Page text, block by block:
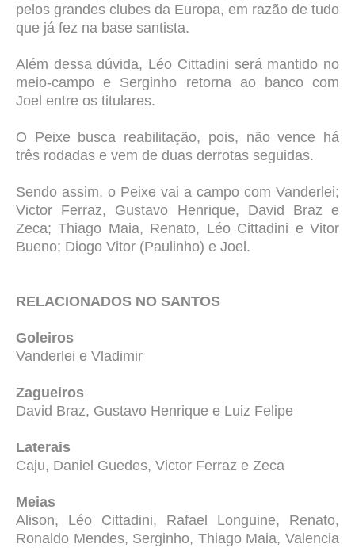
pelos grandes clubes da Europa, em razão de tudo
que já fez na base santista.
Além dessa dúvida, Léo Cittadini será mantido no
meio-campo e Serginho retorna ao banco com
Joel entre os titulares.
O Peixe busca reabilitação, pois, não vence há
três rodadas e vem de duas derrotas seguidas.
Sendo assim, o Peixe vai a campo com Vanderlei;
Victor Ferraz, Gustavo Henrique, David Braz e
Zeca; Thiago Maia, Renato, Léo Cittadini e Vitor
Bueno; Diogo Vitor (Paulinho) e Joel.
RELACIONADOS NO SANTOS
Goleiros
Vanderlei e Vladimir
Zagueiros
David Braz, Gustavo Henrique e Luiz Felipe
Laterais
Caju, Daniel Guedes, Victor Ferraz e Zeca
Meias
Alison, Léo Cittadini, Rafael Longuine, Renato,
Ronaldo Mendes, Serginho, Thiago Maia, Valencia